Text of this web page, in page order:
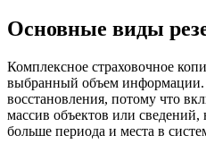
Основные виды
Комплексное страховочное
выбранный объем
восстановления, потому что
массив объектов или сведений,
больше периода и места в